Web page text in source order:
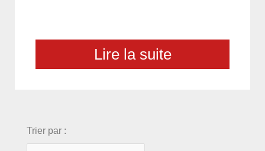
Lire la suite
Trier par :